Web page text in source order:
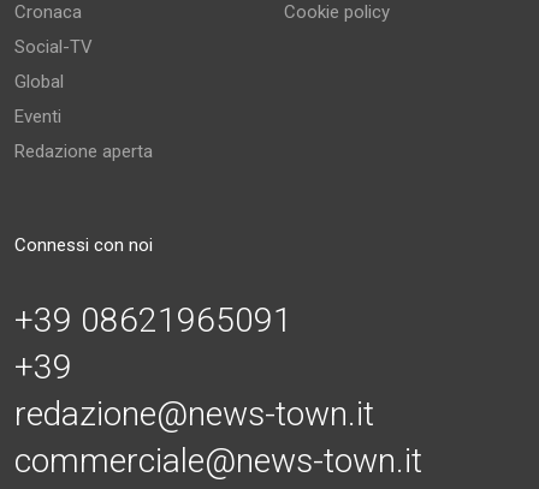
Cronaca
Social-TV
Global
Eventi
Redazione aperta
Cookie policy
Connessi con noi
+39 08621965091
+39
redazione@news-town.it
commerciale@news-town.it